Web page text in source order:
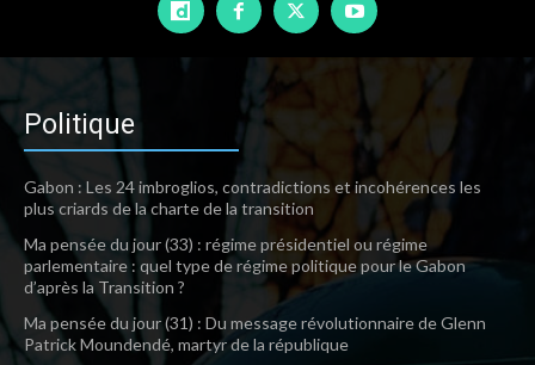
Politique
Gabon : Les 24 imbroglios, contradictions et incohérences les
plus criards de la charte de la transition
Ma pensée du jour (33) : régime présidentiel ou régime
parlementaire : quel type de régime politique pour le Gabon
d’après la Transition ?
Ma pensée du jour (31) : Du message révolutionnaire de Glenn
Patrick Moundendé, martyr de la république